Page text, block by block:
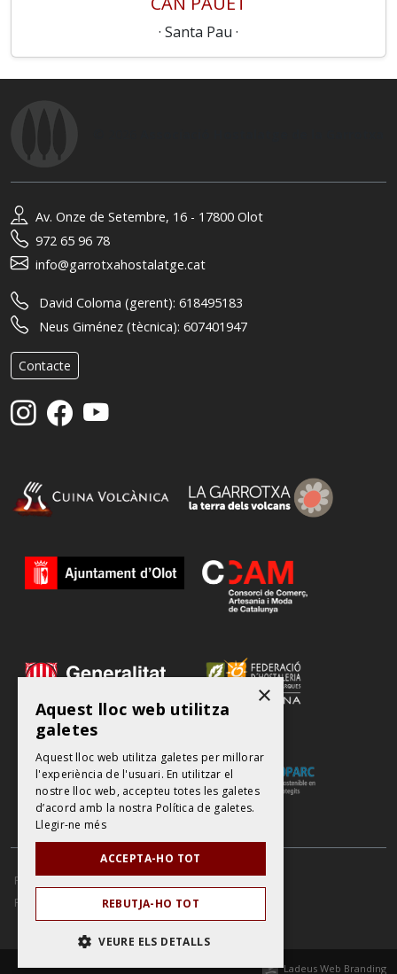
· Santa Pau ·
Av. Onze de Setembre, 16 - 17800 Olot
972 65 96 78
info@garrotxahostalatge.cat
David Coloma (gerent): 618495183
Neus Giménez (tècnica): 607401947
Contacte
POLÍTICA DE PROTECCIÓ DE DADES
AVÍS LEGAL
POLÍTICA DE COOKIES
Ladeus Web Branding
×
Aquest lloc web utilitza
galetes
Aquest lloc web utilitza galetes per millorar
l'experiència de l'usuari. En utilitzar el
nostre lloc web, accepteu totes les galetes
d’acord amb la nostra Política de galetes.
Llegir-ne més
ACCEPTA-HO TOT
REBUTJA-HO TOT
VEURE ELS DETALLS